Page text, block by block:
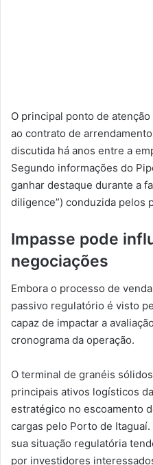
O principal ponto de
ao contrato de
discutida há anos entre a
Segundo informações do
ganhar destaque durante a
diligence”) conduzida pelos
Impasse pode
negociações
Embora o processo de
passivo regulatório é visto
capaz de impactar a
cronograma da operação.
O terminal de granéis
principais ativos logísticos
estratégico no escoamento
cargas pelo Porto de
sua situação regulatória
por investidores